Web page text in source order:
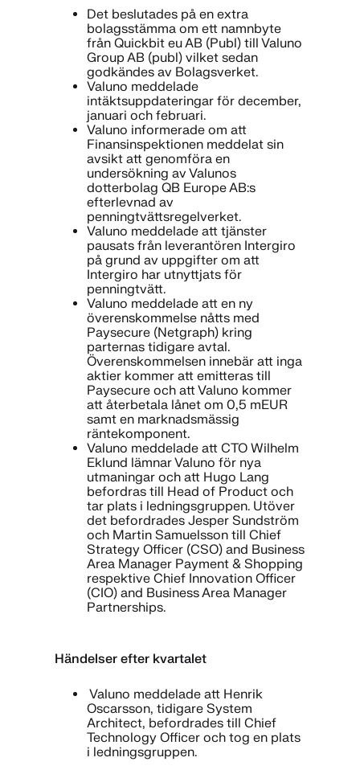
Det beslutades på en extra
bolagsstämma om ett namnbyte
från Quickbit eu AB (Publ) till Valuno
Group AB (publ) vilket sedan
godkändes av Bolagsverket.
Valuno meddelade
intäktsuppdateringar för december,
januari och februari.
Valuno informerade om att
Finansinspektionen meddelat sin
avsikt att genomföra en
undersökning av Valunos
dotterbolag QB Europe AB:s
efterlevnad av
penningtvättsregelverket.
Valuno meddelade att tjänster
pausats från leverantören Intergiro
på grund av uppgifter om att
Intergiro har utnyttjats för
penningtvätt.
Valuno meddelade att en ny
överenskommelse nåtts med
Paysecure (Netgraph) kring
parternas tidigare avtal.
Överenskommelsen innebär att inga
aktier kommer att emitteras till
Paysecure och att Valuno kommer
att återbetala lånet om 0,5 mEUR
samt en marknadsmässig
räntekomponent.
Valuno meddelade att CTO Wilhelm
Eklund lämnar Valuno för nya
utmaningar och att Hugo Lang
befordras till Head of Product och
tar plats i ledningsgruppen. Utöver
det befordrades Jesper Sundström
och Martin Samuelsson till Chief
Strategy Officer (CSO) and Business
Area Manager Payment & Shopping
respektive Chief Innovation Officer
(CIO) and Business Area Manager
Partnerships.
Händelser efter kvartalet
Valuno meddelade att Henrik
Oscarsson, tidigare System
Architect, befordrades till Chief
Technology Officer och tog en plats
i ledningsgruppen.